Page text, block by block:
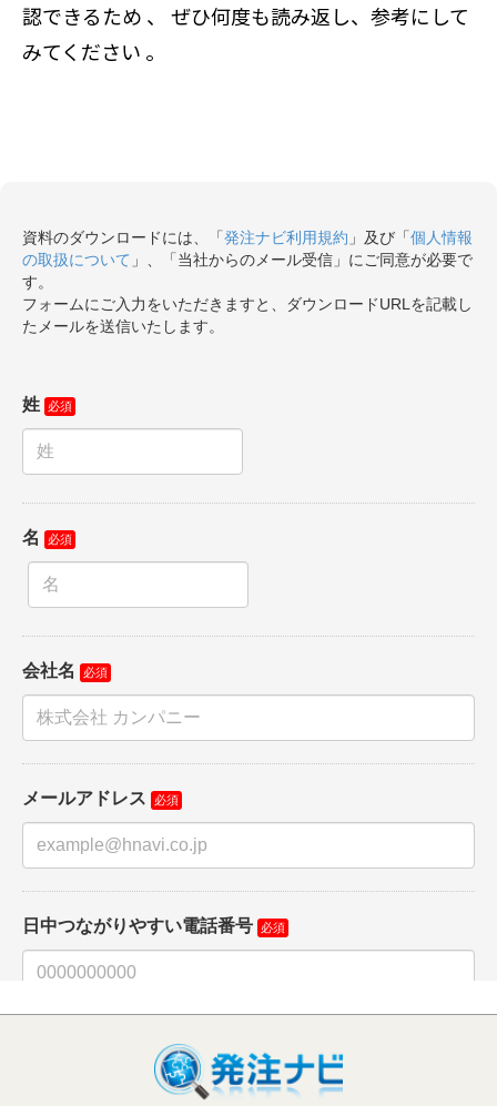
認できるため 、 ぜひ何度も読み返し、参考にして
みてください 。